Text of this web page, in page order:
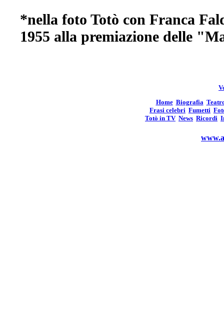
*nella foto Totò con Franca
1955 alla premiazione delle
Home Biografia
Frasi celebri Fumetti
Totò in TV News Ricordi